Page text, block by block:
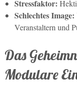
Stressfaktor:
Schlechtes Image:
Veranstaltern und
Das
Modulare